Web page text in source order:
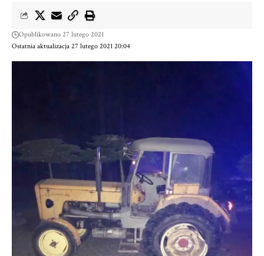
Ostatnia aktualizacja 27 lutego 2021 20:04
Opublikowano 27 lutego 2021